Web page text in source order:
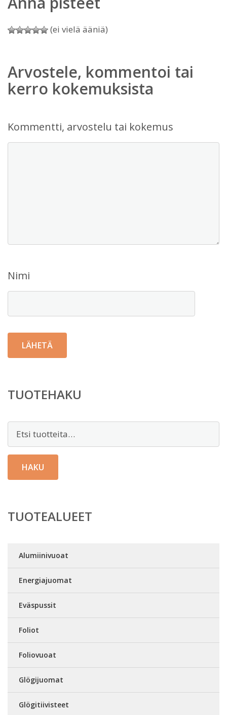
(ei vielä ääniä)
Arvostele, kommentoi tai
kerro kokemuksista
Kommentti, arvostelu tai kokemus
Nimi
TUOTEHAKU
Etsi:
HAKU
TUOTEALUEET
Alumiinivuoat
Energiajuomat
Eväspussit
Foliot
Foliovuoat
Glögijuomat
Glögitiivisteet